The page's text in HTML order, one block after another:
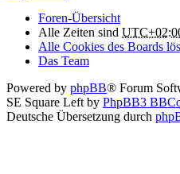
Foren-Übersicht
Alle Zeiten sind
Alle Cookies des Boards
Das Team
Powered by phpBB® Forum
SE Square Left by PhpBB3
Deutsche Übersetzung durch